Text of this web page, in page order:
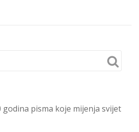
pisma koje mijenja svijet